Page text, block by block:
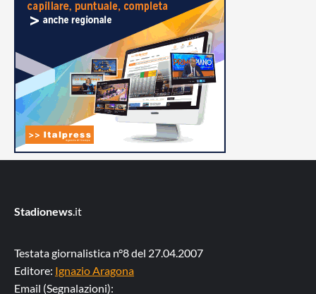
Stadionews.it
Testata giornalistica n°8 del 27.04.2007
Editore: Ignazio Aragona
Email (Segnalazioni):